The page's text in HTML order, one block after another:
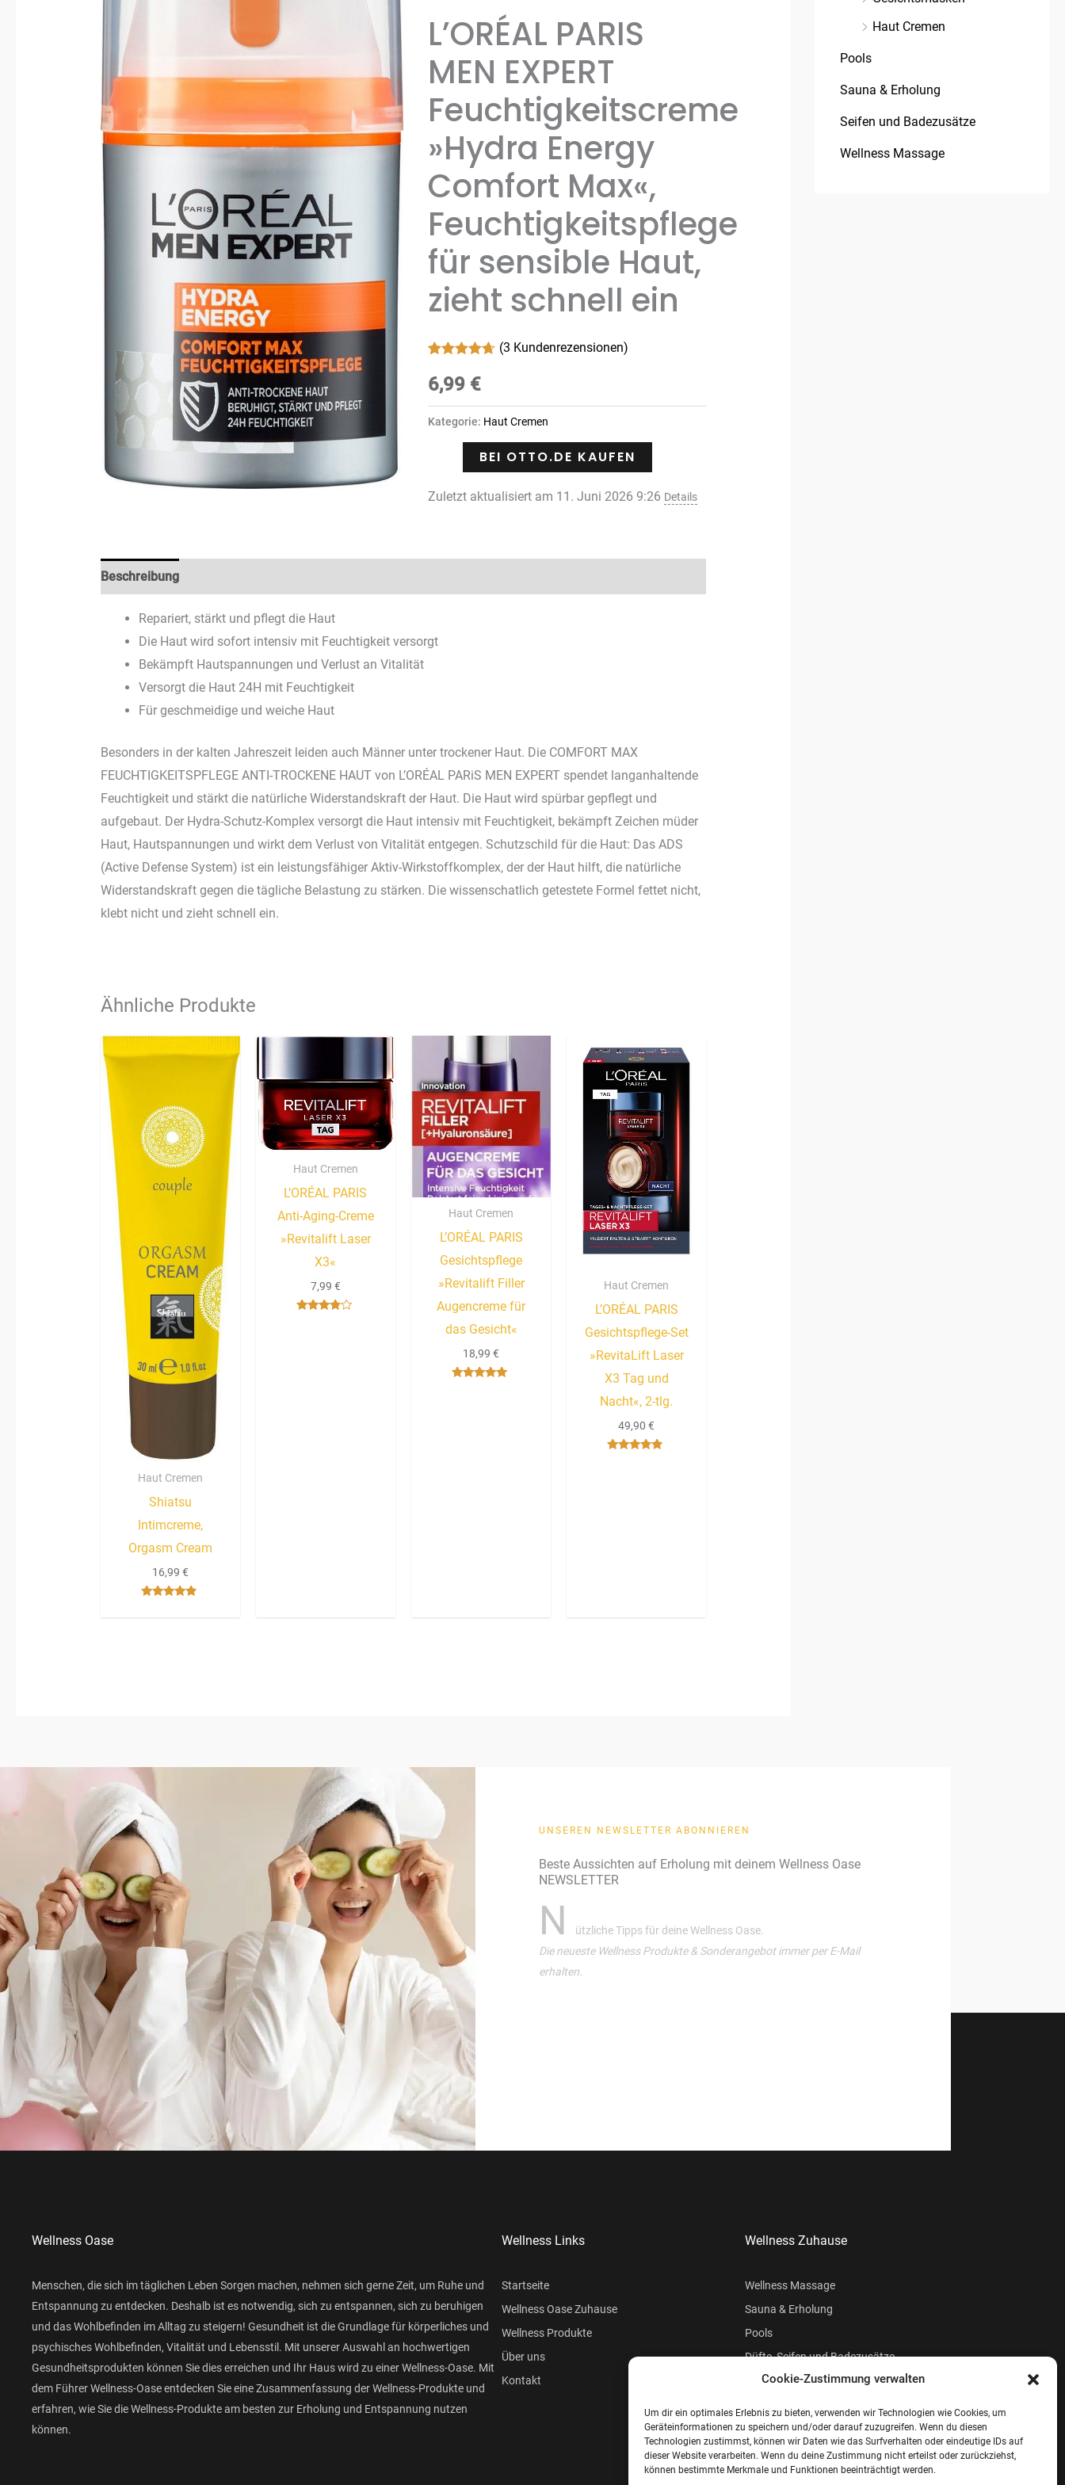
Cookie-Zustimmung verwalten
Um dir ein optimales Erlebnis zu bieten, verwenden wir Technologien wie Cookies, um
Geräteinformationen zu speichern und/oder darauf zuzugreifen. Wenn du diesen
Technologien zustimmst, können wir Daten wie das Surfverhalten oder eindeutige IDs auf
dieser Website verarbeiten. Wenn du deine Zustimmung nicht erteilst oder zurückziehst,
können bestimmte Merkmale und Funktionen beeinträchtigt werden.
L’ORÉAL PARIS
MEN EXPERT
Feuchtigkeitscreme
»Hydra Energy
Comfort Max«,
Feuchtigkeitspflege
für sensible Haut,
zieht schnell ein
mit4.67 von
5,
basierend
auf
Kundenbewertungen
(3 Kundenrezensionen)
6,99 €
Kategorie: Haut Cremen
BEI OTTO.DE KAUFEN
Zuletzt aktualisiert am 11. Juni 2026 9:26 Details
Beschreibung
Repariert, stärkt und pflegt die Haut
Die Haut wird sofort intensiv mit Feuchtigkeit versorgt
Bekämpft Hautspannungen und Verlust an Vitalität
Versorgt die Haut 24H mit Feuchtigkeit
Für geschmeidige und weiche Haut
Besonders in der kalten Jahreszeit leiden auch Männer unter trockener Haut. Die COMFORT MAX
FEUCHTIGKEITSPFLEGE ANTI-TROCKENE HAUT von L’ORÉAL PARiS MEN EXPERT spendet langanhaltende
Feuchtigkeit und stärkt die natürliche Widerstandskraft der Haut. Die Haut wird spürbar gepflegt und
aufgebaut. Der Hydra-Schutz-Komplex versorgt die Haut intensiv mit Feuchtigkeit, bekämpft Zeichen müder
Haut, Hautspannungen und wirkt dem Verlust von Vitalität entgegen. Schutzschild für die Haut: Das ADS
(Active Defense System) ist ein leistungsfähiger Aktiv-Wirkstoffkomplex, der der Haut hilft, die natürliche
Widerstandskraft gegen die tägliche Belastung zu stärken. Die wissenschatlich getestete Formel fettet nicht,
klebt nicht und zieht schnell ein.
Ähnliche Produkte
Haut Cremen
Shiatsu
Intimcreme,
Orgasm Cream
16,99 €
Haut Cremen
L’ORÉAL PARIS
Anti-Aging-Creme
»Revitalift Laser
X3«
7,99 €
Haut Cremen
L’ORÉAL PARIS
Gesichtspflege
»Revitalift Filler
Augencreme für
das Gesicht«
18,99€
Haut Cremen
L’ORÉAL PARIS
Gesichtspflege-Set
»RevitaLift Laser
X3 Tag und
Nacht«, 2-tlg.
49,90€
Haut Cremen
Pools
Sauna & Erholung
Seifen und Badezusätze
Wellness Massage
UNSEREN NEWSLETTER ABONNIEREN
Beste Aussichten auf Erholung mit deinem Wellness Oase
NEWSLETTER
N
ützliche Tipps für deine Wellness Oase.
Die neueste Wellness Produkte & Sonderangebot immer per E-Mail
erhalten.
Wellness Oase
Menschen, die sich im täglichen Leben Sorgen machen, nehmen sich gerne Zeit, um Ruhe und
Entspannung zu entdecken. Deshalb ist es notwendig, sich zu entspannen, sich zu beruhigen
und das Wohlbefinden im Alltag zu steigern! Gesundheit ist die Grundlage für körperliches und
psychisches Wohlbefinden, Vitalität und Lebensstil. Mit unserer Auswahl an hochwertigen
Gesundheitsprodukten können Sie dies erreichen und Ihr Haus wird zu einer Wellness-Oase. Mit
dem Führer Wellness-Oase entdecken Sie eine Zusammenfassung der Wellness-Produkte und
erfahren, wie Sie die Wellness-Produkte am besten zur Erholung und Entspannung nutzen
können.
Wellness Links
Startseite
Wellness Oase Zuhause
Wellness Produkte
Über uns
Kontakt
Wellness Zuhause
Wellness Massage
Sauna & Erholung
Pools
Düfte, Seifen und Badezusätze
Beauty